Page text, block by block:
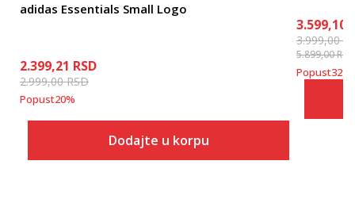
adidas Essentials Small Logo
2.399,21 RSD
2.999,00RSD
Popust20%
Dodajte u korpu
3.599,10
3.999,00
5.899,00RSD
Popust32%